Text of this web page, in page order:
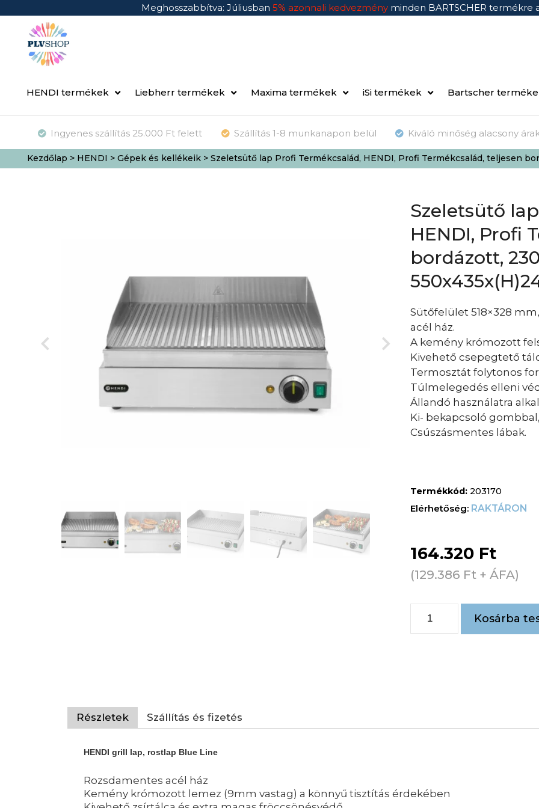
Meghosszabbítva: Júliusban 5% azonnali kedvezmény minden BARTSCHER termékre
HENDI termékek Liebherr termékek Maxima termékek iSi termékek Bartscher
Ingyenes szállítás 25.000 Ft felett Szállítás 1-8 munkanapon belül Kiváló minőség alacsony
Kezdőlap > HENDI > Gépek és kellékeik> Szeletsütő lap Profi Termékcsalád, HENDI, Profi Termékcsalád, teljesen
Szeletsütő
HENDI, Profi
bordázott,
Sütőfelület 518×328
acél ház.
A kemény krómozott
Kivehető csepegtető
Termosztát folytonos
Túlmelegedés elleni
Állandó használatra
Ki- bekapcsoló
Csúszásmentes lábak.
Termékkód: 203170
RAKTÁRON
164.320 Ft
(129.386 Ft + ÁFA)
Kosárba
Részletek Szállítás és fizetés
HENDI grill lap, rostlap Blue Line
Rozsdamentes acél ház
Kemény krómozott lemez (9mm vastag) a könnyű tisztítás érdekében